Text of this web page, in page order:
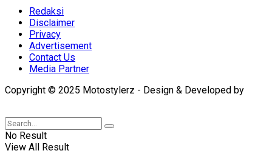
Redaksi
Disclaimer
Privacy
Advertisement
Contact Us
Media Partner
Copyright © 2025 Motostylerz - Design & Developed by
No Result
View All Result